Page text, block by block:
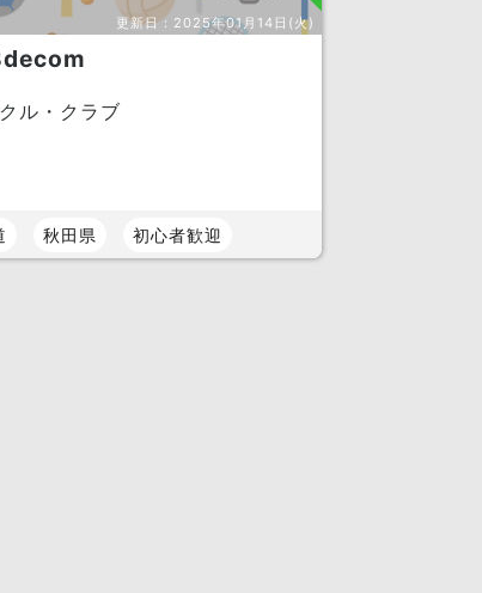
更新日： 2025年01月14日(火)
ル・クラブ
秋田県 初心者歓迎